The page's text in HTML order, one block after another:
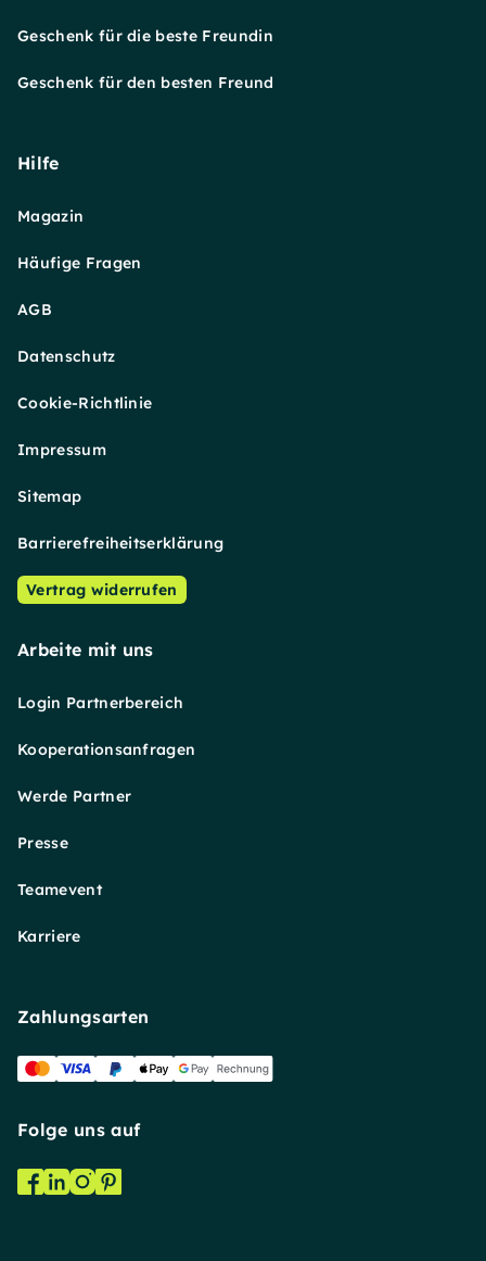
Geschenk für die beste Freundin
Geschenk für den besten Freund
Hilfe
Magazin
Häufige Fragen
AGB
Datenschutz
Cookie-Richtlinie
Impressum
Sitemap
Barrierefreiheitserklärung
Vertrag widerrufen
Arbeite mit uns
Login Partnerbereich
Kooperationsanfragen
Werde Partner
Presse
Teamevent
Karriere
Zahlungsarten
Folge uns auf